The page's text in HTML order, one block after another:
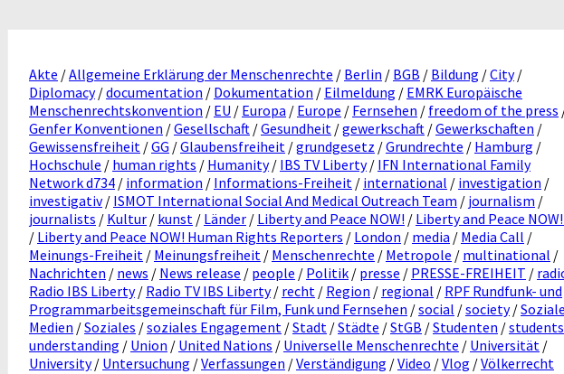
Akte /Allgemeine Erklärung der Menschenrechte / Berlin / BGB / Bildung /City/
Diplomacy/documentation / Dokumentation / Eilmeldung / EMRK Europäische
Menschenrechtskonvention / EU / Europa / Europe / Fernsehen / freedom of the press
Genfer Konventionen /Gesellschaft /Gesundheit /gewerkschaft /Gewerkschaften /
Gewissensfreiheit /GG /Glaubensfreiheit /grundgesetz /Grundrechte / Hamburg /
Hochschule / human rights / Humanity/ IBS TV Liberty/ IFN International Family
Network d734 / information / Informations-Freiheit / international / investigation /
investigativ/ ISMOT International Social And Medical Outreach Team / journalism /
journalists / Kultur / kunst / Länder / Liberty and Peace NOW! / Liberty and Peace
/ Liberty and Peace NOW! Human Rights Reporters / London / media / Media Call /
Meinungs-Freiheit / Meinungsfreiheit / Menschenrechte / Metropole / multinational /
Nachrichten / news / News release / people / Politik / presse / PRESSE-FREIHEIT /
Radio IBS Liberty/ Radio TV IBS Liberty/ recht / Region / regional / RPF Rundfunk- und
Programmarbeitsgemeinschaft für Film, Funk und Fernsehen /social /society/Soziale
Medien /Soziales /soziales Engagement /Stadt /Städte /StGB /Studenten /students
understanding / Union / United Nations / Universelle Menschenrechte / Universität /
University/ Untersuchung /Verfassungen /Verständigung /Video /Vlog /Völkerrecht